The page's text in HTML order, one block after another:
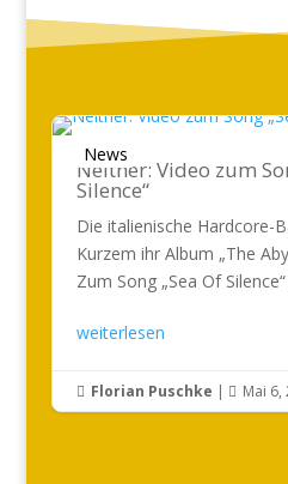
News
Neither: Video zum
Silence“
Die italienische Hardcore-
Kurzem ihr Album „The
Zum Song „Sea Of
weiterlesen
 Florian Puschke |  Mai 6,